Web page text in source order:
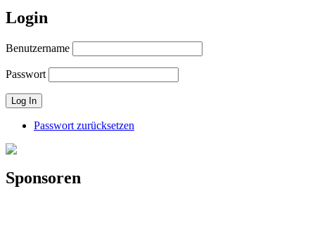
Login
Benutzername
Passwort
Passwort zurücksetzen
Sponsoren